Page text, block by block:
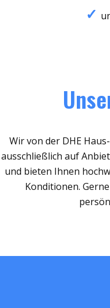
Wir von der DHE
ausschließlich auf
und bieten Ihnen
Konditionen.